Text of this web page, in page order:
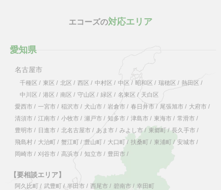
エコーズの対応エリア
愛知県
名古屋市
千種区 / 東区 / 北区 / 西区 / 中村区 / 中区 / 昭和区 / 瑞穂区 / 熱田区 /
中川区 / 港区 / 南区 / 守山区 / 緑区 / 名東区 / 天白区
愛西市 / 一宮市 / 稲沢市 / 犬山市 / 岩倉市 / 春日井市 / 尾張旭市 / 大府市 /
清須市 / 江南市 / 小牧市 / 瀬戸市 / 知多市 / 津島市 / 東海市 / 常滑市 /
豊明市 / 日進市 / 北名古屋市 / あま市 / みよし市/ 東郷町 / 長久手市 /
飛島村 / 大治町 / 蟹江町 / 豊山町 / 大口町 / 扶桑町 / 東浦町 / 安城市 /
岡崎市 / 刈谷市 / 高浜市 / 知立市 / 豊田市 /
【要相談エリア】
阿久比町 / 武豊町 / 半田市 / 西尾市 / 碧南市 / 幸田町